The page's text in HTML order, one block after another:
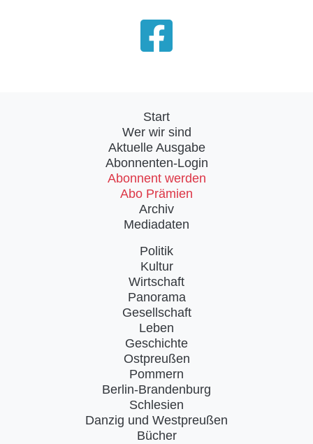
Start
Wer wir sind
Aktuelle Ausgabe
Abonnenten-Login
Abonnent werden
Abo Prämien
Archiv
Mediadaten
Politik
Kultur
Wirtschaft
Panorama
Gesellschaft
Leben
Geschichte
Ostpreußen
Pommern
Berlin-Brandenburg
Schlesien
Danzig und Westpreußen
Bücher